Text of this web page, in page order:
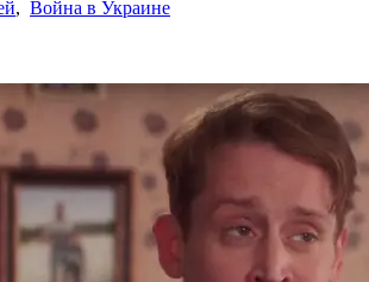
, Война в Украине